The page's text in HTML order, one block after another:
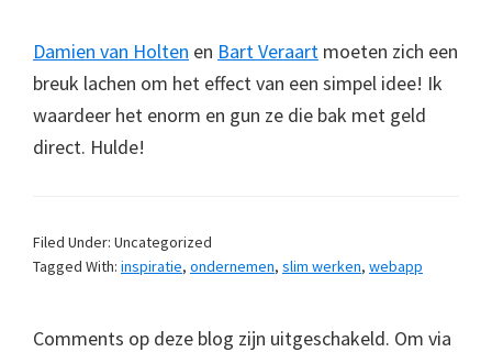
Damien van Holten en Bart Veraart moeten zich een
breuk lachen om het effect van een simpel idee! Ik
waardeer het enorm en gun ze die bak met geld
direct. Hulde!
Filed Under: Uncategorized
Tagged With: inspiratie, ondernemen, slim werken, webapp
Comments op deze blog zijn uitgeschakeld. Om via